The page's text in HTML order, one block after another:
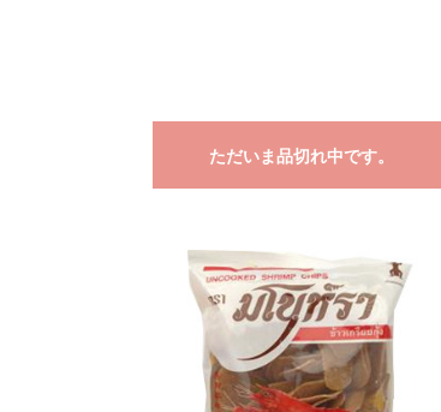
ただいま品切れ中です。